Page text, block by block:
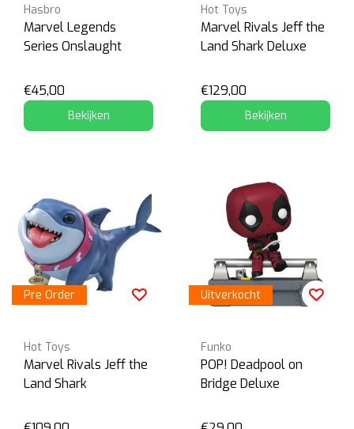
Hasbro
Marvel Legends
Series Onslaught
€45,00
Bekijken
Hot Toys
Marvel Rivals Jeff the
Land Shark Deluxe
€129,00
Bekijken
Pre Order
Hot Toys
Marvel Rivals Jeff the
Land Shark
Uitverkocht
Funko
POP! Deadpool on
Bridge Deluxe